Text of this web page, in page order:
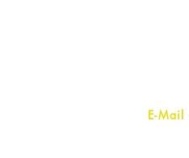
E-Mail